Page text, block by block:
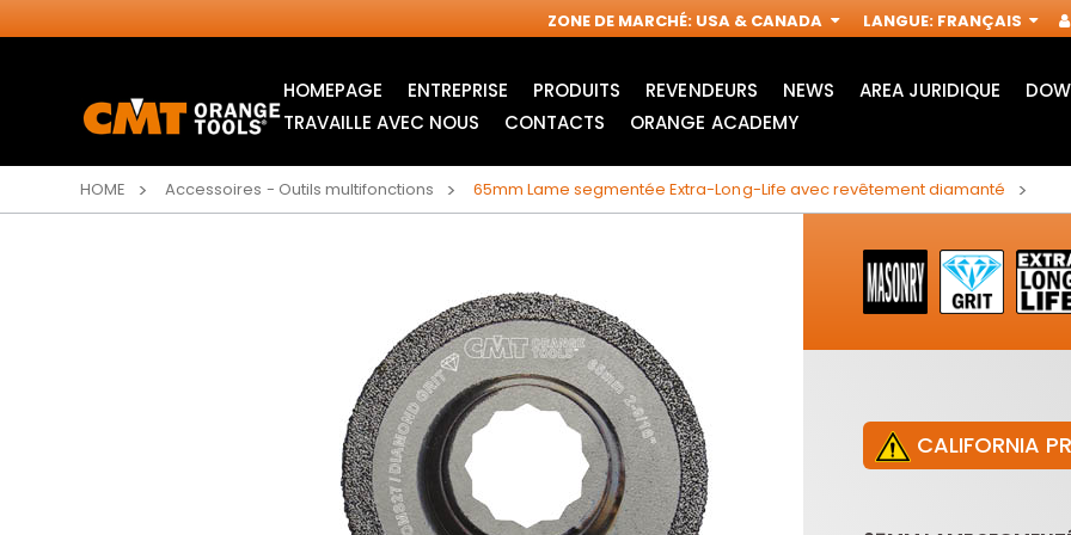
ZONE DE MARCHÉ: USA & CANADA LANGUE: FRANÇAIS
HOMEPAGE ENTREPRISE PRODUITS
ITK XPLUS SAW
BLADES
LAMES POUR SCIE
SAUTEUSE
ACCESSOIRES POUR
REVENDEURS NEWS AREA JURIDIQUE
TRAVAILLE AVEC NOUS
CONTACTS ORANGE ACADEMY
HOME Accessoires - Outils multifonctions 65mm Lame segmentée Extra-Long-Life avec revêtement diamanté
CALIFORNIA